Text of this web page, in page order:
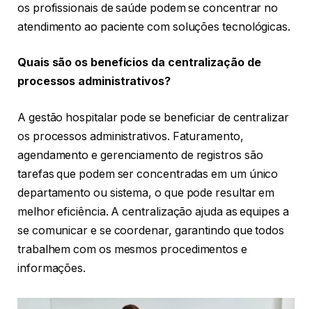
os profissionais de saúde podem se concentrar no
atendimento ao paciente com soluções tecnológicas.
Quais são os benefícios da centralização de
processos administrativos?
A gestão hospitalar pode se beneficiar de centralizar
os processos administrativos. Faturamento,
agendamento e gerenciamento de registros são
tarefas que podem ser concentradas em um único
departamento ou sistema, o que pode resultar em
melhor eficiência. A centralização ajuda as equipes a
se comunicar e se coordenar, garantindo que todos
trabalhem com os mesmos procedimentos e
informações.